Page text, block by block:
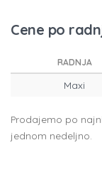
Cene po
RADNJA
Maxi
Prodajemo po
jednom nedeljno.